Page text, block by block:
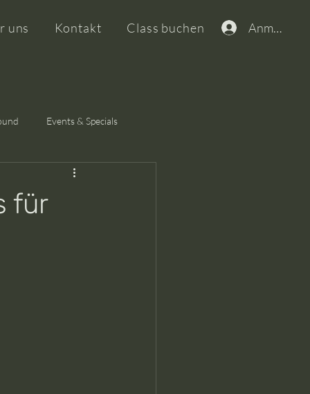
uns Kontakt Class buchen Anmelden
Events & Specials
für